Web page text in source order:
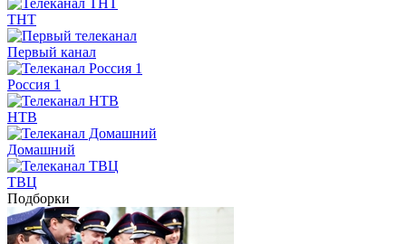
ТНТ
Первый канал
Россия 1
НТВ
Домашний
ТВЦ
Подборки